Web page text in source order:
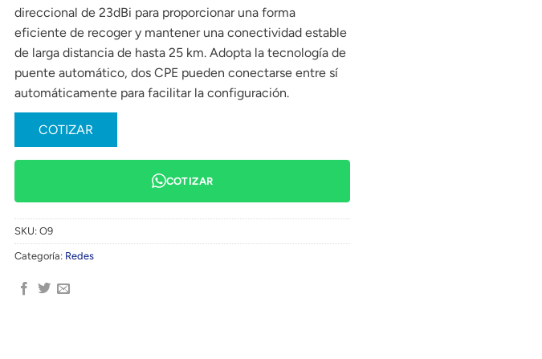
direccional de 23dBi para proporcionar una forma
eficiente de recoger y mantener una conectividad estable
de larga distancia de hasta 25 km. Adopta la tecnología de
puente automático, dos CPE pueden conectarse entre sí
automáticamente para facilitar la configuración.
COTIZAR
COTIZAR
SKU: O9
Categoría: Redes